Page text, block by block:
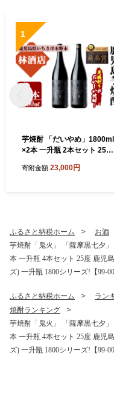
1
芋焼酎 「だいやめ」1800ml
×2本 一升瓶 2本セット 25度
やめハイボール 焼酎ハイボ
寄附金額 23,000円
ふるさと納税ホーム お酒
芋焼酎「鬼火」 「薩摩黒七夕
本 一升瓶 4本セット 25度 鹿児
ズ) 一升瓶 1800シリーズ!【99-
ふるさと納税ホーム ラン
焼酎ランキング
芋焼酎「鬼火」 「薩摩黒七夕
本 一升瓶 4本セット 25度 鹿児
ズ) 一升瓶 1800シリーズ!【99-